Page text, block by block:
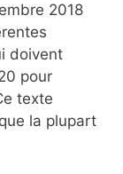
2018
doivent
pour
texte
la plupart